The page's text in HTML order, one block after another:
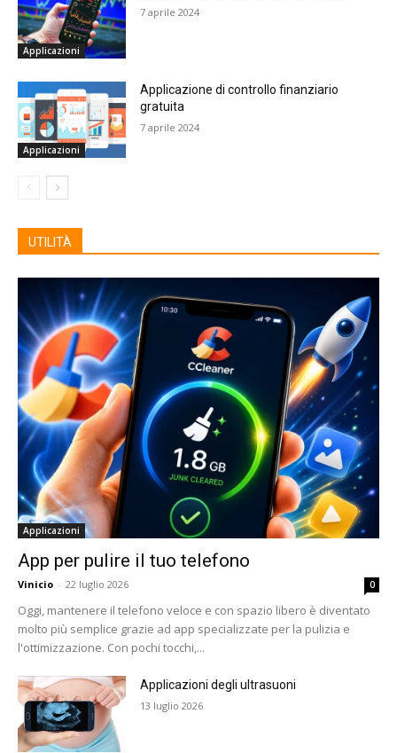
Applicazioni
7 aprile 2024
Applicazioni
Applicazione di controllo finanziario
gratuita
7 aprile 2024
UTILITÀ
Applicazioni
App per pulire il tuo telefono
Vinicio - 22 luglio 2026 0
Oggi, mantenere il telefono veloce e con spazio libero è diventato
molto più semplice grazie ad app specializzate per la pulizia e
l'ottimizzazione. Con pochi tocchi,...
Applicazioni degli ultrasuoni
13 luglio 2026